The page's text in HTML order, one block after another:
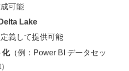
可能
Lake
義して提供可能
化（例：Power BI データセッ